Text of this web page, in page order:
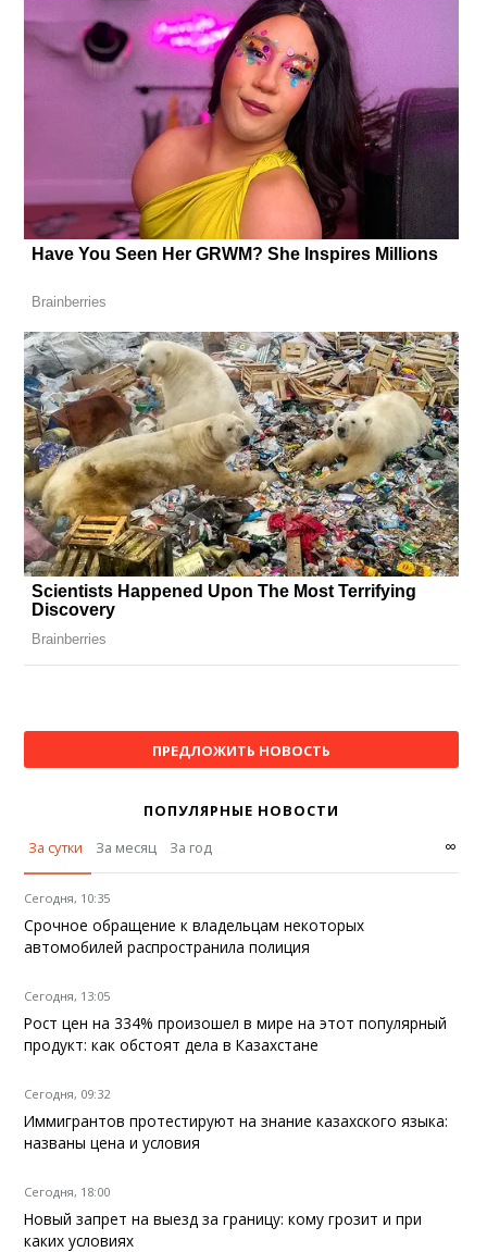
ПРЕДЛОЖИТЬ НОВОСТЬ
ПОПУЛЯРНЫЕ НОВОСТИ
За сутки
За месяц За год ∞
Сегодня, 10:35
Срочное обращение к владельцам некоторых
автомобилей распространила полиция
Сегодня, 13:05
Рост цен на 334% произошел в мире на этот популярный
продукт: как обстоят дела в Казахстане
Сегодня, 09:32
Иммигрантов протестируют на знание казахского языка:
названы цена и условия
Сегодня, 18:00
Новый запрет на выезд за границу: кому грозит и при
каких условиях